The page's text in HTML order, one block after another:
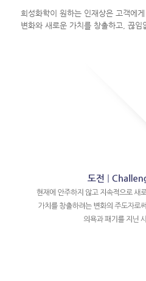
희성화학이 원하는 인재상은 고객에
변화와 새로운 가치를 창출하고, 끊